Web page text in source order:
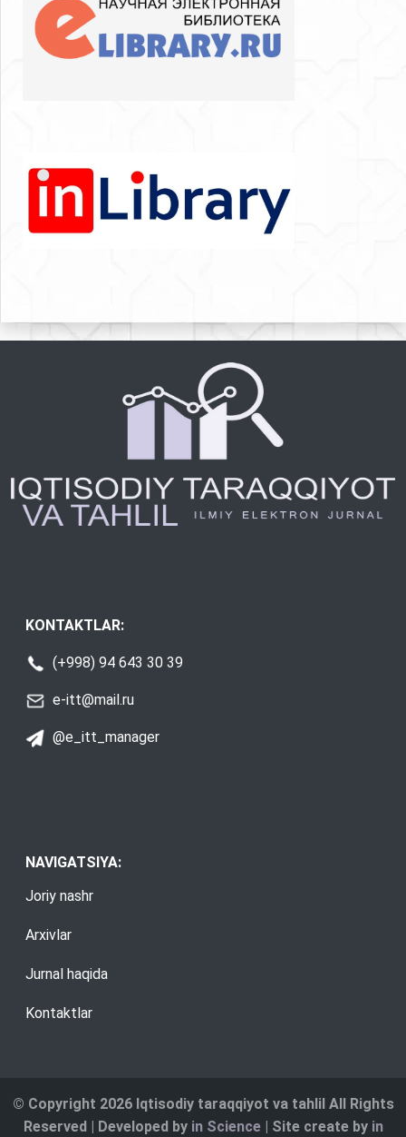
KONTAKTLAR:
(+998) 94 643 30 39
e-itt@mail.ru
@e_itt_manager
NAVIGATSIYA:
Joriy nashr
Arxivlar
Jurnal haqida
Kontaktlar
© Copyright 2026 Iqtisodiy taraqqiyot va tahlil All Rights
Reserved | Developed by in Science| Site create by in